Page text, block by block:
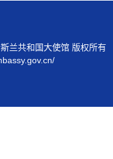
兰共和国大使馆 版权所有